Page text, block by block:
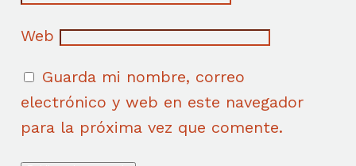
Web
Guarda mi nombre, correo
electrónico y web en este navegador
para la próxima vez que comente.